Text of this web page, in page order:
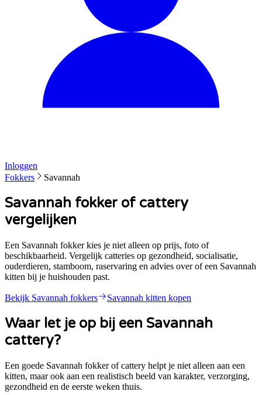
Inloggen
Fokkers
Savannah
Savannah fokker of cattery
vergelijken
Een Savannah fokker kies je niet alleen op prijs, foto of
beschikbaarheid. Vergelijk catteries op gezondheid, socialisatie,
ouderdieren, stamboom, raservaring en advies over of een Savannah
kitten bij je huishouden past.
Bekijk Savannah fokkers Savannah kitten kopen
Waar let je op bij een Savannah
cattery?
Een goede Savannah fokker of cattery helpt je niet alleen aan een
kitten, maar ook aan een realistisch beeld van karakter, verzorging,
gezondheid en de eerste weken thuis.